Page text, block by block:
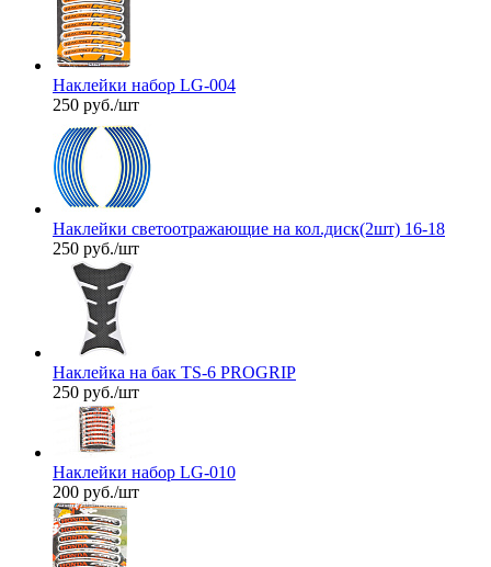
Наклейки набор LG-004
250 руб./шт
Наклейки светоотражающие на кол.диск(2шт) 16-18
250 руб./шт
Наклейка на бак TS-6 PROGRIP
250 руб./шт
Наклейки набор LG-010
200 руб./шт